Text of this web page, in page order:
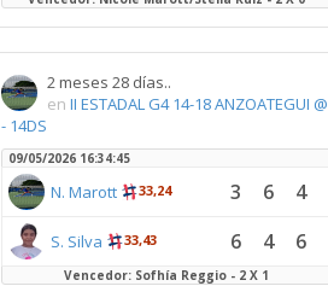
2 meses 28 días..
en II ESTADAL G4 14-18 ANZOATEGUI @
- 14DS
09/05/2026 16:34:45
N. Marott 33,24 3 6 4
S. Silva 33,43 6 4 6
Vencedor: Sofhía Reggio - 2 X 1